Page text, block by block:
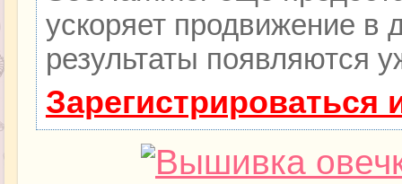
ускоряет продвижение в
результаты появляются